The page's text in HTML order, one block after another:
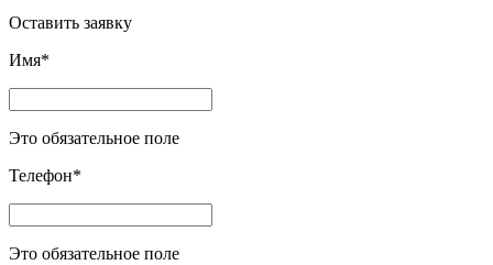
Оставить заявку
Имя*
Это обязательное поле
Телефон*
Это обязательное поле